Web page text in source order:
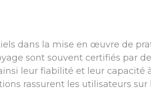
dans la mise en œuvre de
sont souvent certifiés par
leur fiabilité et leur capacité
rassurent les utilisateurs sur